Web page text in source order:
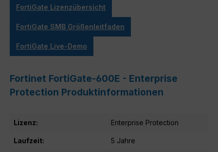
FortiGate Lizenzübersicht
FortiGate SMB Größenleitfaden
FortiGate Live-Demo
Fortinet FortiGate-600E - Enterprise
Protection Produktinformationen
Lizenz: Enterprise Protection
Laufzeit: 5 Jahre